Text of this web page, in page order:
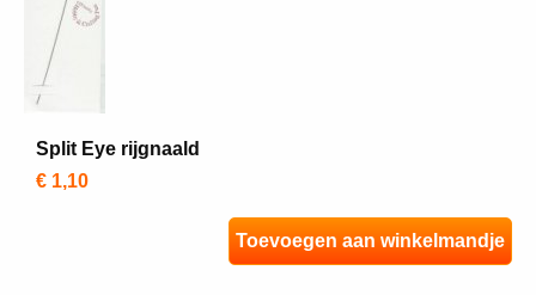
Split Eye rijgnaald
€ 1,10
Toevoegen aan winkelmandje